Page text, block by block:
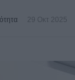
29 Οκτ 2025